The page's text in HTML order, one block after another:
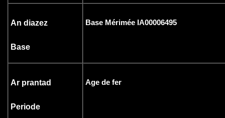
An diazez
Base
Base Mérimée IA00006495
Ar prantad
Periode
Age de fer